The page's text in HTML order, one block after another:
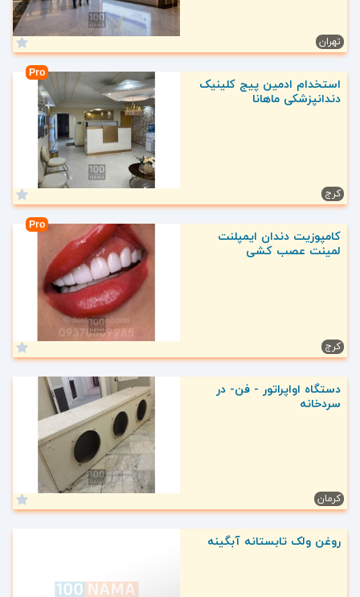
تهران
Pro
استخدام ادمین پیج کلینیک
دندانپزشکی ماهانا
کرج
Pro
کامپوزیت دندان ایمپلنت
لمینت عصب کشی
کرج
دستگاه اواپراتور - فن- در
سردخانه
کرمان
روغن ولک تابستانه آبگینه